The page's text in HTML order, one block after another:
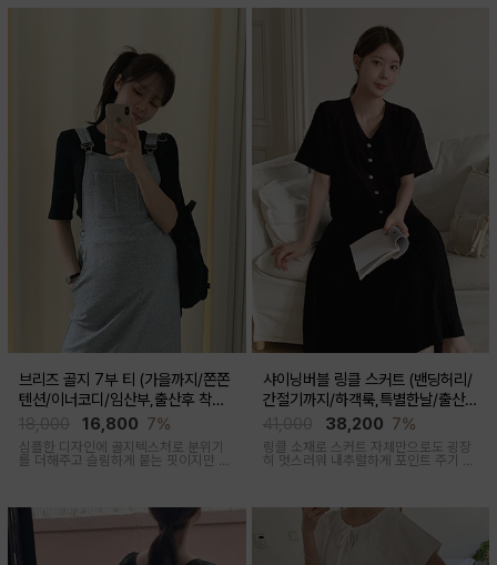
브리즈 골지 7부 티 (가을까지/쫀쫀
텐션/이너코디/임산부,출산후 착용
16,800 7%
심플한 디자인에 골지텍스처로 분위기
를 더해주고 슬림하게 붙는 핏이지만 부
샤이닝버블 링클 스커트 (밴딩허리/
간절기까지/하객룩,특별한날/출산후
38,200 7%
링클 소재로 스커트 자체만으로도 굉장
히 멋스러워 내추럴하게 포인트 주기 좋